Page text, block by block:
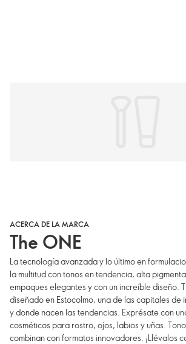
ACERCA DE LA MARCA
The ONE
La tecnología avanzada y lo último en
la multitud con tonos en tendencia, alta
empaques elegantes y con un increíble diseño.
diseñado en Estocolmo, una de las capitales de
y donde nacen las tendencias. Exprésate con
cosméticos para rostro, ojos, labios y uñas.
combinan con formatos innovadores. ¡Llévalos